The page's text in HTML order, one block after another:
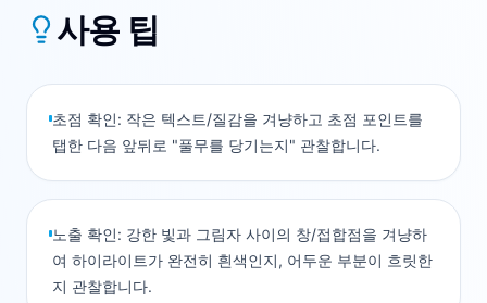
사용 팁
초점 확인: 작은 텍스트/질감을 겨냥하고 초점 포인트를
탭한 다음 앞뒤로 "풀무를 당기는지" 관찰합니다.
노출 확인: 강한 빛과 그림자 사이의 창/접합점을 겨냥하
여 하이라이트가 완전히 흰색인지, 어두운 부분이 흐릿한
지 관찰합니다.